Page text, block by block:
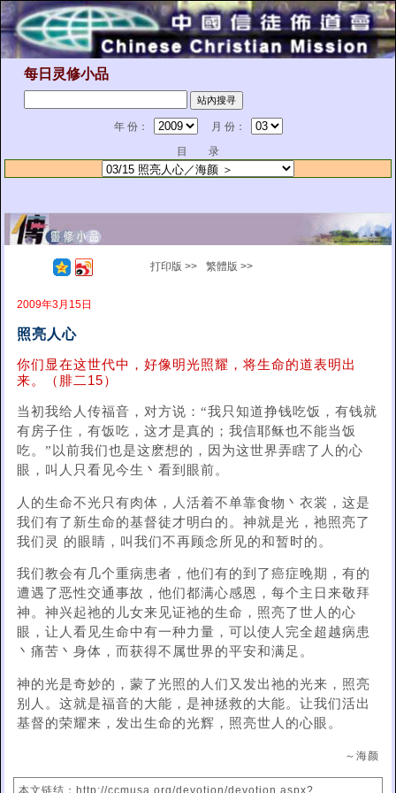
每日灵修小品
年 份：
月 份：
目 录
打印版 >> 繁體版 >>
2009年3月15日
照亮人心
你们显在这世代中，好像明光照耀，将生命的道表明出
来。（腓二15）
当初我给人传福音，对方说：“我只知道挣钱吃饭，有钱就
有房子住，有饭吃，这才是真的；我信耶稣也不能当饭
吃。”以前我们也是这麽想的，因为这世界弄瞎了人的心
眼，叫人只看见今生丶看到眼前。
人的生命不光只有肉体，人活着不单靠食物丶衣裳，这是
我们有了新生命的基督徒才明白的。神就是光，祂照亮了
我们灵 的眼睛，叫我们不再顾念所见的和暂时的。
我们教会有几个重病患者，他们有的到了癌症晚期，有的
遭遇了恶性交通事故，他们都满心感恩，每个主日来敬拜
神。神兴起祂的儿女来见证祂的生命，照亮了世人的心
眼，让人看见生命中有一种力量，可以使人完全超越病患
丶痛苦丶身体，而获得不属世界的平安和满足。
神的光是奇妙的，蒙了光照的人们又发出祂的光来，照亮
别人。这就是福音的大能，是神拯救的大能。让我们活出
基督的荣耀来，发出生命的光辉，照亮世人的心眼。
～海颜
本文链结：http://ccmusa.org/devotion/devotion.aspx?